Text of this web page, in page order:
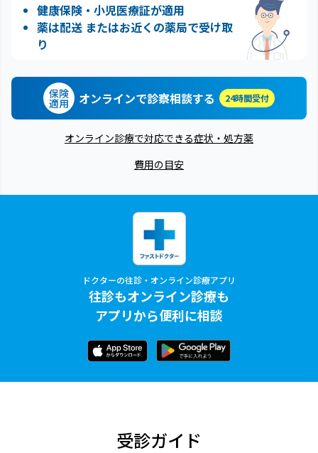
健康保険・小児医療証が適用
薬は配送 またはお近くの薬局で受け取
り
保険
適用 オンラインで診察相談する 24時間受付
オンライン診療で対応できる症状・処方薬
費用の目安
ドクターの往診・オンライン診療アプリ
往診もオンライン診療も
アプリから便利に相談
受診ガイド